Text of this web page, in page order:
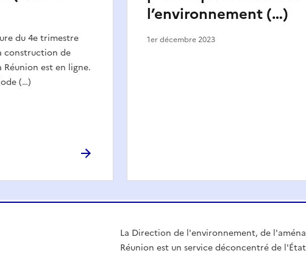
du 4e trimestre
construction de
Réunion est en ligne.
(…)
l’environnement (…)
1er décembre 2023
La Direction de l'environnement, de
Réunion est un service déconcentré de